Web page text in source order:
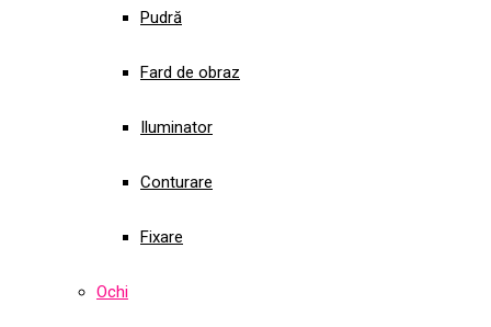
Pudră
Fard de obraz
Iluminator
Conturare
Fixare
Ochi